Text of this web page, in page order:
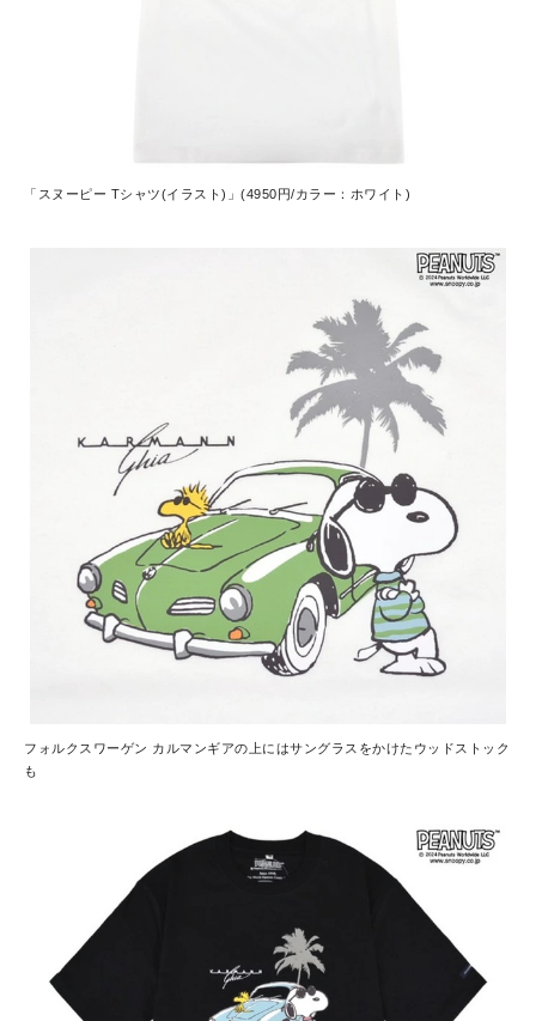
「スヌーピー Tシャツ(イラスト)」(4950円/カラー：ホワイト)
フォルクスワーゲン カルマンギアの上にはサングラスをかけたウッドストック
も